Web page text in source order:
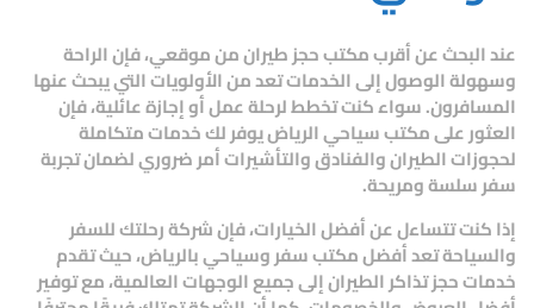
عند البحث عنأقرب مكتب حجز طيران من موقعي، فإن الراحة
وسهولة الوصول إلى الخدمات تعد من الأولويات التي يبحث عنها
المسافرون. سواء كنت تخطط لرحلة عمل أو إجازة عائلية، فإن
العثور علىمكتب سياحي الرياضيوفر لك خدمات متكاملة
لحجوزات الطيران والفنادق والتأشيرات أمر ضروري لضمان تجربة
سفر سلسة ومريحة.
إذا كنت تتساءل عن أفضل الخيارات، فإنشركة رحلتك للسفر
والسياحةتعدأفضل مكتب سفر وسياحي بالرياض، حيث تقدم
خدمات حجز تذاكر الطيران إلى جميع الوجهات العالمية، مع توفير